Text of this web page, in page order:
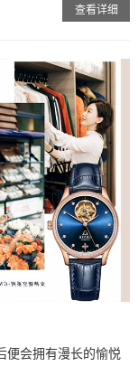
查看详细
便会拥有漫长的愉悦